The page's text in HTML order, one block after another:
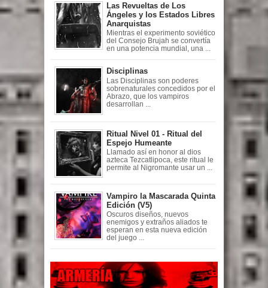
Las Revueltas de Los
Ángeles y los Estados Libres
Anarquistas
Mientras el experimento soviético
del Consejo Brujah se convertía
en una potencia mundial, una ...
Disciplinas
Las Disciplinas son poderes
sobrenaturales concedidos por el
Abrazo, que los vampiros
desarrollan ...
Ritual Nivel 01 - Ritual del
Espejo Humeante
Llamado así en honor al dios
azteca Tezcatlipoca, este ritual le
permite al Nigromante usar un ...
Vampiro la Mascarada Quinta
Edición (V5)
Oscuros diseños, nuevos
enemigos y extraños aliados te
esperan en esta nueva edición
del juego ...